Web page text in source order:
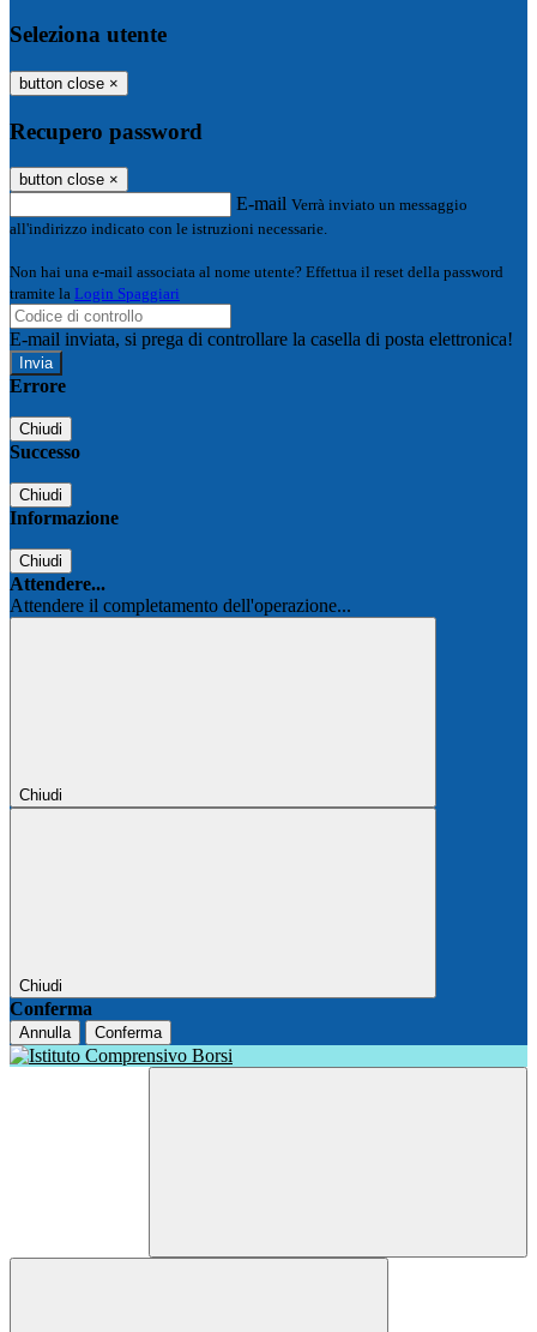
Seleziona utente
button close ×
Recupero password
button close ×
E-mail Verrà inviato un messaggio
all'indirizzo indicato con le istruzioni necessarie.
Non hai una e-mail associata al nome utente? Effettua il reset della password
tramite la Login Spaggiari
E-mail inviata, si prega di controllare la casella di posta elettronica!
Errore
Chiudi
Successo
Chiudi
Informazione
Chiudi
Attendere...
Attendere il completamento dell'operazione...
Chiudi
Chiudi
Conferma
Annulla Conferma